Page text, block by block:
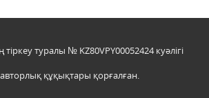
туралы № KZ80VPY00052424 куәлігі
құқықтары қорғалған.